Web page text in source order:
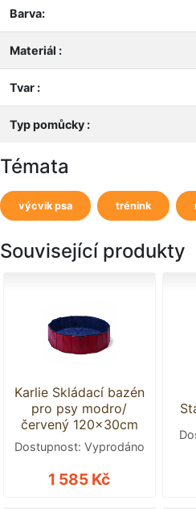
Barva:
Materiál :
Tvar :
Typ pomůcky :
Témata
výcvik psa trénink
Související produkty
Karlie Skládací bazén
pro psy modro/
červený 120x30cm
Dostupnost: Vyprodáno
1 585 Kč